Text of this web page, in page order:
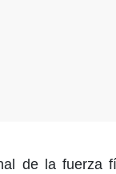
de la fuerza